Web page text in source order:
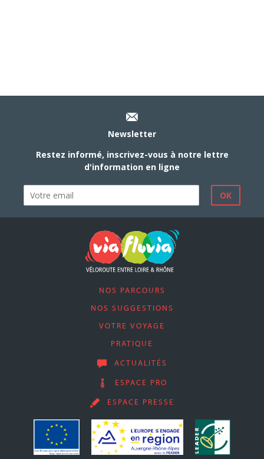
Newsletter
Restez informé, inscrivez-vous à notre lettre
d'information en ligne
NOS PARCOURS
NOS SUGGESTIONS
VOTRE VOYAGE
PRATIQUE
ACTUALITÉS
ESPACE PRO
ESPACE PRESSE